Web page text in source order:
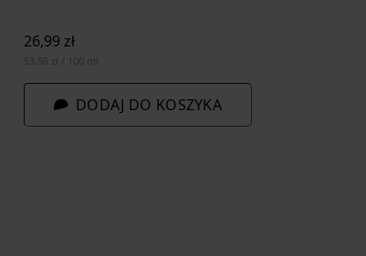
26,99 zł
53,98 zł / 100 ml
DODAJ DO KOSZYKA